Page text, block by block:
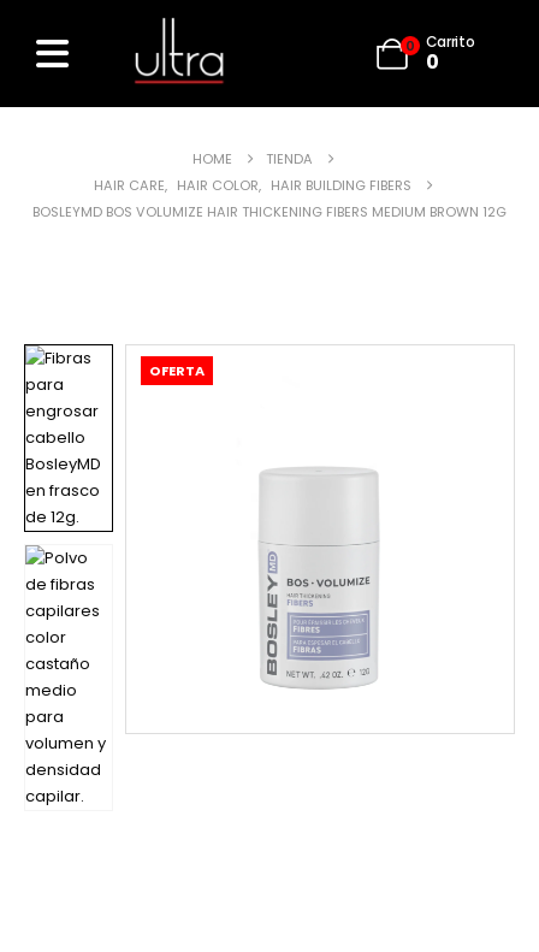
0 Carrito
0
HOME
TIENDA
HAIR CARE, HAIR COLOR, HAIR BUILDING FIBERS
BOSLEYMD BOS VOLUMIZE HAIR THICKENING FIBERS MEDIUM BROWN 12G
OFERTA